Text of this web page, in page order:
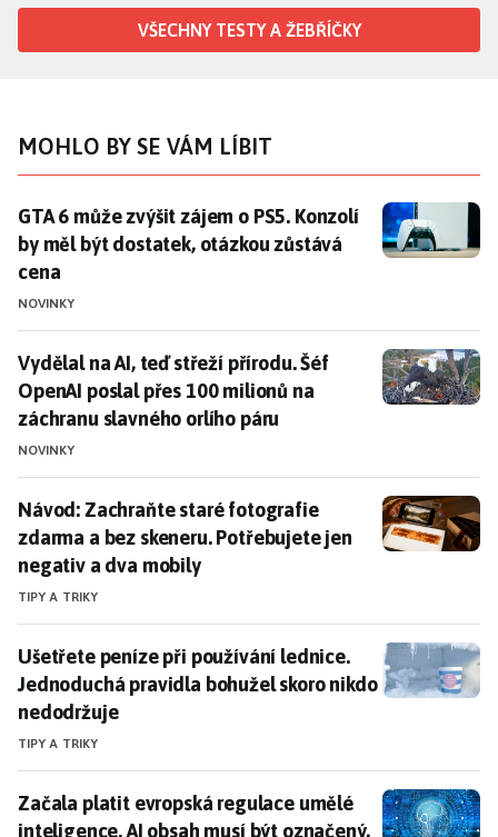
VŠECHNY TESTY A ŽEBŘÍČKY
MOHLO BY SE VÁM LÍBIT
GTA 6 může zvýšit zájem o PS5. Konzolí by měl být
GTA 6 může zvýšit zájem o PS5. Konzolí
by měl být dostatek, otázkou zůstává
cena
NOVINKY
Vydělal na AI, teď střeží přírodu. Šéf OpenAI poslal
Vydělal na AI, teď střeží přírodu. Šéf
OpenAI poslal přes 100 milionů na
záchranu slavného orlího páru
NOVINKY
Návod: Zachraňte staré fotografie zdarma a bez
Návod: Zachraňte staré fotografie
zdarma a bez skeneru. Potřebujete jen
negativ a dva mobily
TIPY A TRIKY
Ušetřete peníze při používání lednice. Jednoduchá
Ušetřete peníze při používání lednice.
Jednoduchá pravidla bohužel skoro nikdo
nedodržuje
TIPY A TRIKY
Začala platit evropská regulace umělé inteligence.
Začala platit evropská regulace umělé
inteligence. AI obsah musí být označený,